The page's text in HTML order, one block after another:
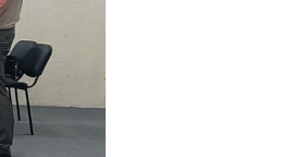
строительство
контроль
обеспечение